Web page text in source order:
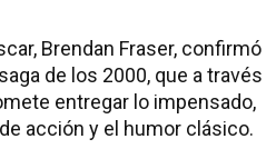
Brendan Fraser, confirmó
de los 2000, que a través
entregar lo impensado,
acción y el humor clásico.